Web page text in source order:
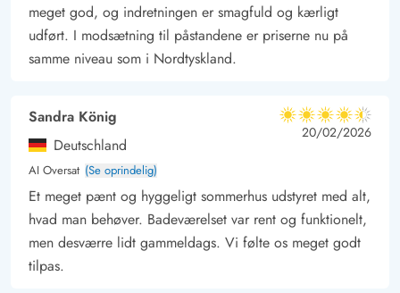
meget god, og indretningen er smagfuld og kærligt
udført. I modsætning til påstandene er priserne nu på
samme niveau som i Nordtyskland.
Sandra König
Deutschland
AI Oversat (Se oprindelig)
4.5 ud af 5
4.5 ud af 5
4.5 out of 5
20/02/2026
Et meget pænt og hyggeligt sommerhus udstyret med alt,
hvad man behøver. Badeværelset var rent og funktionelt,
men desværre lidt gammeldags. Vi følte os meget godt
tilpas.